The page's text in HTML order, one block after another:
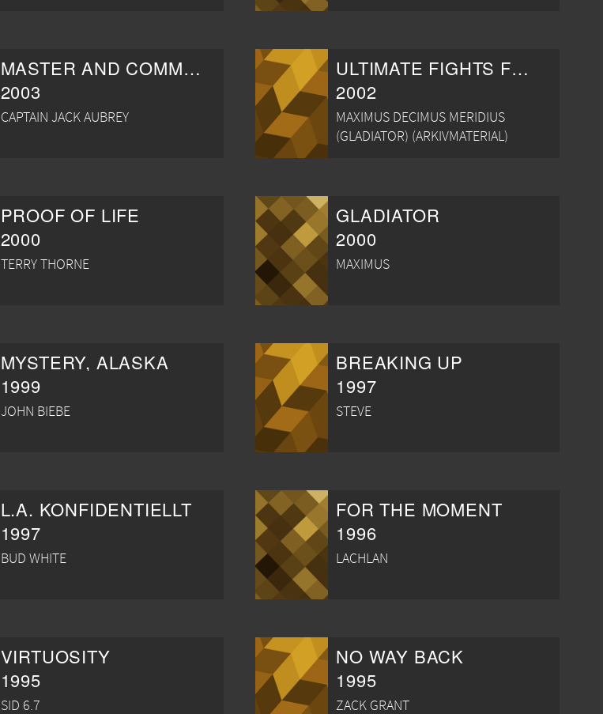
MASTER AND COMMANDER - BORTOM VÄRLDENS ÄNDE
2003
CAPTAIN JACK AUBREY
ULTIMATE FIGHTS FROM THE MOVIES
2002
MAXIMUS DECIMUS MERIDIUS
(GLADIATOR) (ARKIVMATERIAL)
PROOF OF LIFE
2000
TERRY THORNE
GLADIATOR
2000
MAXIMUS
MYSTERY, ALASKA
1999
JOHN BIEBE
BREAKING UP
1997
STEVE
L.A. KONFIDENTIELLT
1997
BUD WHITE
FOR THE MOMENT
1996
LACHLAN
VIRTUOSITY
1995
SID 6.7
NO WAY BACK
1995
ZACK GRANT